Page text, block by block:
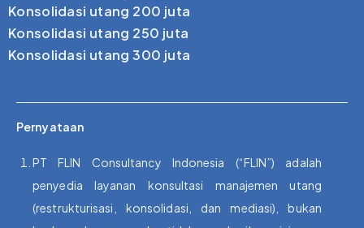
Konsolidasi utang 200 juta
Konsolidasi utang 250 juta
Konsolidasi utang 300 juta
Pernyataan
PT FLIN Consultancy Indonesia (“FLIN”) adalah
penyedia layanan konsultasi manajemen utang
(restrukturisasi, konsolidasi, dan mediasi), bukan